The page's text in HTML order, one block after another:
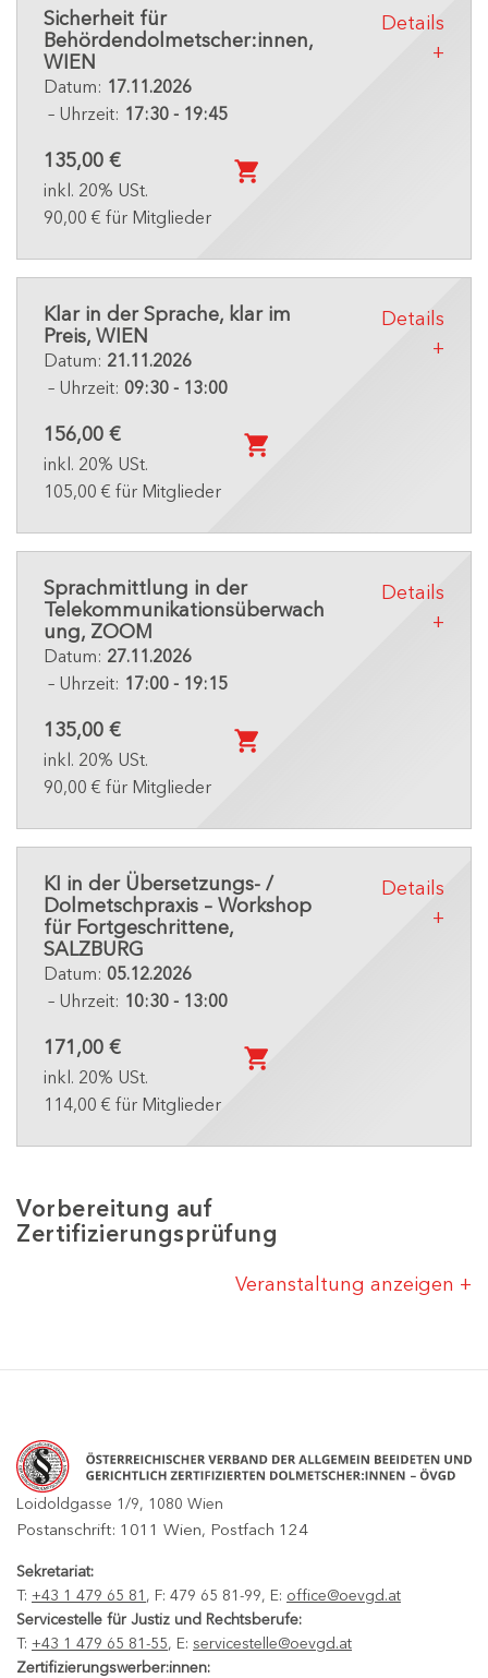
Sicherheit für
Behördendolmetscher:innen,
WIEN
Datum: 17.11.2026
– Uhrzeit: 17:30 - 19:45
Details
135,00 €
inkl. 20% USt.
90,00 € für Mitglieder
Klar in der Sprache, klar im
Preis, WIEN
Datum: 21.11.2026
– Uhrzeit: 09:30 - 13:00
Details
156,00 €
inkl. 20% USt.
105,00 € für Mitglieder
Sprachmittlung in der
Telekommunikationsüberwach
ung, ZOOM
Datum: 27.11.2026
– Uhrzeit: 17:00 - 19:15
Details
135,00 €
inkl. 20% USt.
90,00 € für Mitglieder
KI in der Übersetzungs- /
Dolmetschpraxis – Workshop
für Fortgeschrittene,
SALZBURG
Datum: 05.12.2026
– Uhrzeit: 10:30 - 13:00
Details
171,00 €
inkl. 20% USt.
114,00 € für Mitglieder
Vorbereitung auf
Zertifizierungsprüfung
Veranstaltung anzeigen
Loidoldgasse 1/9, 1080 Wien
Postanschrift: 1011 Wien, Postfach 124
Sekretariat:
T: +43 1 479 65 81 , F: 479 65 81-99, E: office@oevgd.at
Servicestelle für Justiz und Rechtsberufe:
T: +43 1 479 65 81-55, E: servicestelle@oevgd.at
Zertifizierungswerber:innen: